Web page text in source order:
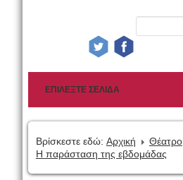
Βρίσκεστε εδώ: Αρχική
Θέατρο
Η παράσταση της εβδομάδας